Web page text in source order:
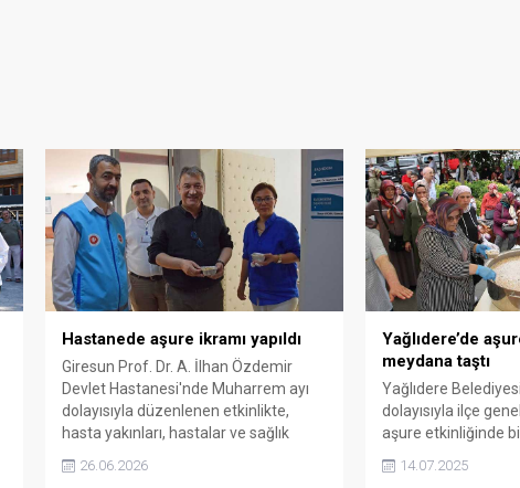
Hastanede aşure ikramı yapıldı
Giresun Prof. Dr. A. İlhan Özdemir
Devlet Hastanesi'nde Muharrem ayı
dolayısıyla düzenlenen etkinlikte,
hasta yakınları, hastalar ve sağlık
çalışanlarına aşure ikram edildi.
Programda birlik, beraberlik ve
26.06.2026
Yağlıdere’de
meydana taştı
Yağlıdere
dolayısıyla ilçe
aşure etkinliğinde
mesajı verdi.
aşure dağıtıldı.
14.07.2025